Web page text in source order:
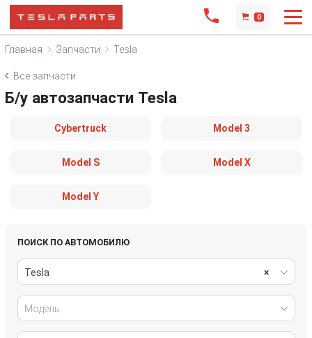
0
Главная Запчасти Tesla
Все запчасти
Б/у автозапчасти Tesla
Cybertruck Model 3
Model S Model X
Model Y
ПОИСК ПО АВТОМОБИЛЮ
×
Tesla
Модель